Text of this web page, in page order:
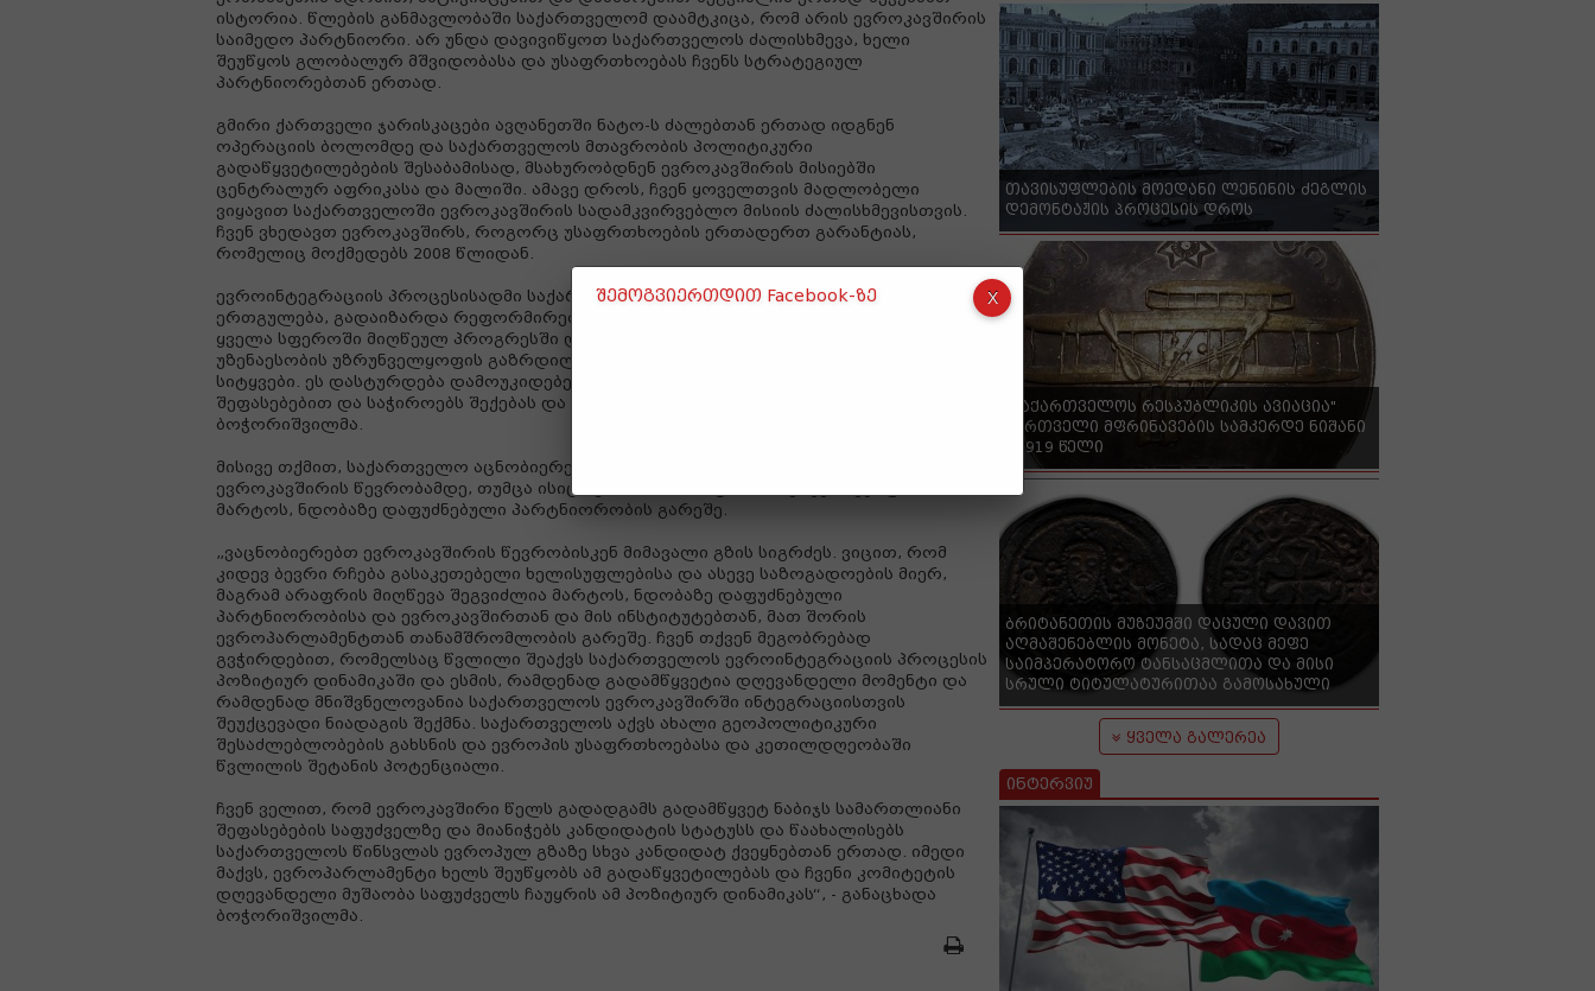
ისტორია. წლების განმავლობაში საქართველომ დაამტკიცა, რომ არის ევროკავშირის
საიმედო პარტნიორი. არ უნდა დავივიწყოთ საქართველოს ძალისხმევა, ხელი
შეუწყოს გლობალურ მშვიდობასა და უსაფრთხოებას ჩვენს სტრატეგიულ
პარტნიორებთან ერთად.
გმირი ქართველი ჯარისკაცები ავღანეთში ნატო-ს ძალებთან ერთად იდგნენ
ოპერაციის ბოლომდე და საქართველოს მთავრობის პოლიტიკური
გადაწყვეტილებების შესაბამისად, მსახურობდნენ ევროკავშირის მისიებში
ცენტრალურ აფრიკასა და მალიში. ამავე დროს, ჩვენ ყოველთვის მადლობელი
ვიყავით საქართველოში ევროკავშირის სადამკვირვებლო მისიის ძალისხმევისთვის.
ჩვენ ვხედავთ ევროკავშირს, როგორც უსაფრთხოების ერთადერთ გარანტიას,
რომელიც მოქმედებს 2008 წლიდან.
ევროინტეგრაციის პროცესისადმი საქართველოს მთავრობის გულწრფელი
ერთგულება, გადაიზარდა რეფორმირებულ ინსტიტუტებში, სოციალური ცხოვრების
ყველა სფეროში მიღწეულ პროგრესში და ადამიანის უფლებების დაცვისა და კანონის
უზენაესობის უზრუნველყოფის გაზრდილ სტანდარტებში. ეს არ არის ცარიელი
სიტყვები. ეს დასტურდება დამოუკიდებელი საერთაშორისო ორგანიზაციების
შეფასებებით და საჭიროებს შექებას და არა უგულებელყოფას“, - განაცხადა
ბოჭორიშვილმა.
მისივე თქმით, საქართველო აცნობიერებს, რამხელა გზა აქვს გასავლელი
ევროკავშირის წევრობამდე, თუმცა ისიც იცის, რომ არაფრის მიღწევა შეუძლია
მარტოს, ნდობაზე დაფუძნებული პარტნიორობის გარეშე.
„ვაცნობიერებთ ევროკავშირის წევრობისკენ მიმავალი გზის სიგრძეს. ვიცით, რომ
კიდევ ბევრი რჩება გასაკეთებელი ხელისუფლებისა და ასევე საზოგადოების მიერ,
მაგრამ არაფრის მიღწევა შეგვიძლია მარტოს, ნდობაზე დაფუძნებული
პარტნიორობისა და ევროკავშირთან და მის ინსტიტუტებთან, მათ შორის
ევროპარლამენტთან თანამშრომლობის გარეშე. ჩვენ თქვენ მეგობრებად
გვჭირდებით, რომელსაც წვლილი შეაქვს საქართველოს ევროინტეგრაციის პროცესის
პოზიტიურ დინამიკაში და ესმის, რამდენად გადამწყვეტია დღევანდელი მომენტი და
რამდენად მნიშვნელოვანია საქართველოს ევროკავშირში ინტეგრაციისთვის
შეუქცევადი ნიადაგის შექმნა. საქართველოს აქვს ახალი გეოპოლიტიკური
შესაძლებლობების გახსნის და ევროპის უსაფრთხოებასა და კეთილდღეობაში
წვლილის შეტანის პოტენციალი.
ჩვენ ველით, რომ ევროკავშირი წელს გადადგამს გადამწყვეტ ნაბიჯს სამართლიანი
შეფასებების საფუძველზე და მიანიჭებს კანდიდატის სტატუსს და წაახალისებს
საქართველოს წინსვლას ევროპულ გზაზე სხვა კანდიდატ ქვეყნებთან ერთად. იმედი
მაქვს, ევროპარლამენტი ხელს შეუწყობს ამ გადაწყვეტილებას და ჩვენი კომიტეტის
დღევანდელი მუშაობა საფუძველს ჩაუყრის ამ პოზიტიურ დინამიკას“, - განაცხადა
ბოჭორიშვილმა.
თავისუფლების მოედანი ლენინის ძეგლის
დემონტაჟის პროცესის დროს
"საქართველოს რესპუბლიკის ავიაცია"
ქართველი მფრინავების სამკერდე ნიშანი
- 1919 წელი
ბრიტანეთის მუზეუმში დაცული დავით
აღმაშენებლის მონეტა, სადაც მეფე
საიმპერატორო ტანსაცმლითა და მისი
სრული ტიტულატურითაა გამოსახული
ყველა გალერეა
ინტერვიუ
შემოგვიერთდით Facebook-ზე